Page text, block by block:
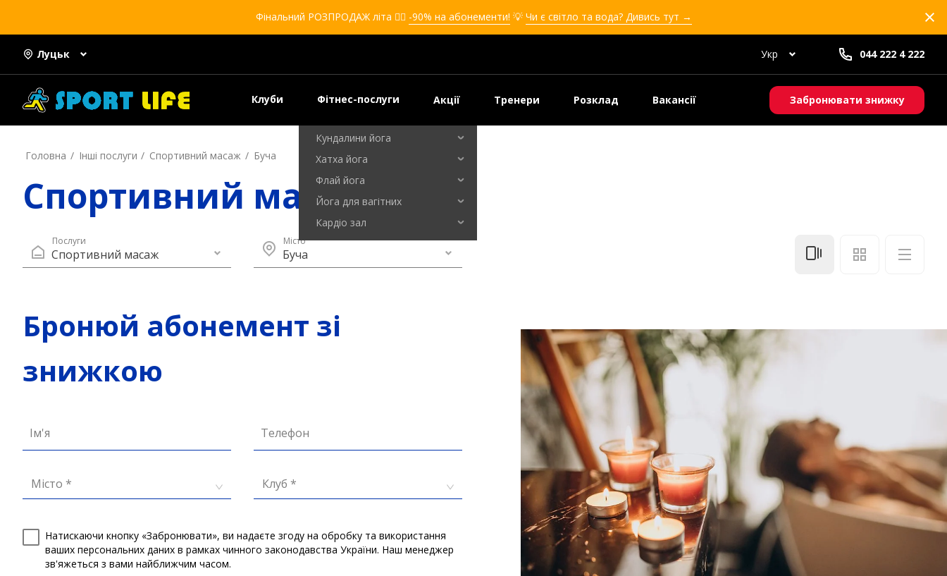
Фінальний РОЗПРОДАЖ літа ❤️‍🔥 -90% на абонементи! 💡 Чи є світло та вода? Дивись тут →
Луцьк Укр 044 222 4 222
Клуби Фітнес-послуги
Кікбоксинг для дівчат
Кікбоксинг для дітей
Самооборона для дівчат
Самооборона для дітей
Кундалини йога
Хатха йога
Флай йога
Йога для вагітних
Кардіо зал
Акції Тренери Розклад Вакансії Забронювати знижку
Головна Інші послуги Спортивний масаж Буча
Спортивний масаж Буча
Послуги
Спортивний масаж
Місто
Буча
Бронюй абонемент зі
знижкою
Ім'я Телефон
Місто * Клуб *
Натискаючи кнопку «Забронювати», ви надаєте згоду на обробку та використання
ваших персональних даних в рамках чинного законодавства України. Наш менеджер
зв'яжеться з вами найближчим часом.